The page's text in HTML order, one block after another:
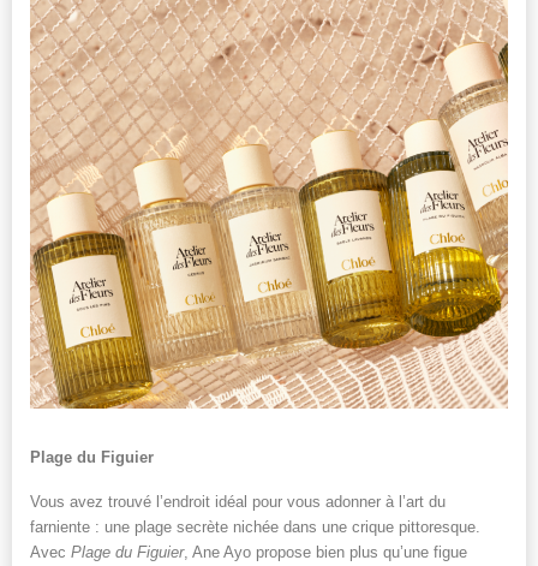
Plage du Figuier
Vous avez trouvé l’endroit idéal pour vous adonner à l’art du
farniente : une plage secrète nichée dans une crique pittoresque.
Avec Plage du Figuier, Ane Ayo propose bien plus qu’une figue